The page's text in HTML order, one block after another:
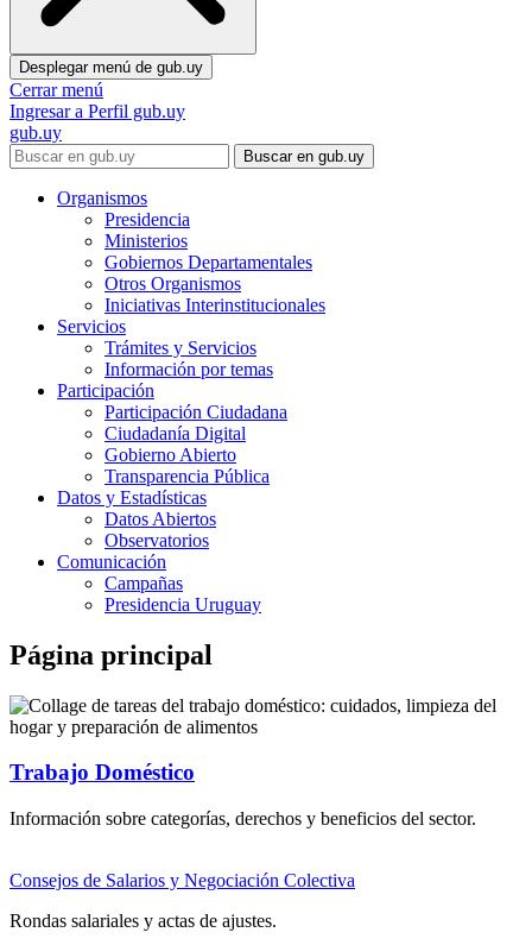
Desplegar menú de gub.uy
Cerrar menú
Ingresar a Perfil gub.uy
gub.uy
Buscar en gub.uy
Organismos
Presidencia
Ministerios
Gobiernos Departamentales
Otros Organismos
Iniciativas Interinstitucionales
Servicios
Trámites y Servicios
Información por temas
Participación
Participación Ciudadana
Ciudadanía Digital
Gobierno Abierto
Transparencia Pública
Datos y Estadísticas
Datos Abiertos
Observatorios
Comunicación
Campañas
Presidencia Uruguay
Página principal
Trabajo Doméstico
Información sobre categorías, derechos y beneficios del sector.
Consejos de Salarios y Negociación Colectiva
Rondas salariales y actas de ajustes.